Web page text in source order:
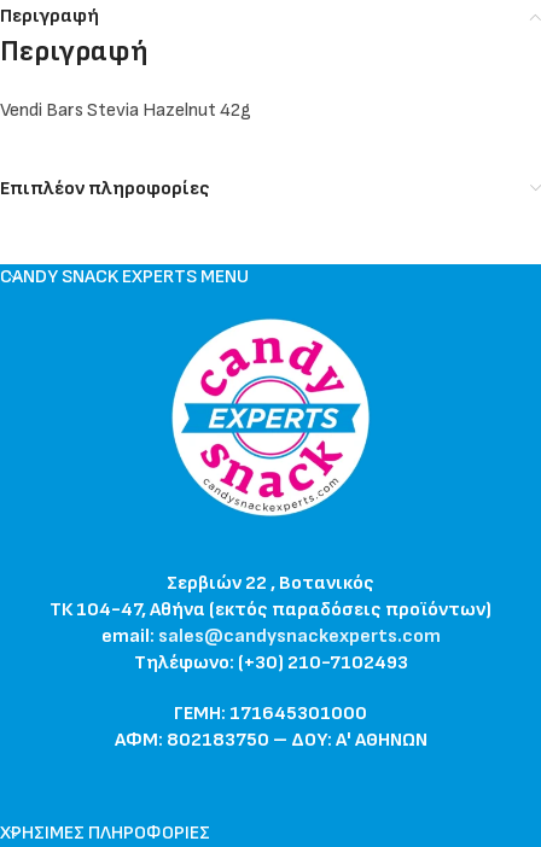
Περιγραφή
Περιγραφή
Vendi Bars Stevia Hazelnut 42g
Επιπλέον πληροφορίες
CANDY SNACK EXPERTS MENU
Σερβιών 22 , Βοτανικός
ΤΚ 104-47, Αθήνα (εκτός παραδόσεις προϊόντων)
email: sales@candysnackexperts.com
Τηλέφωνο: (+30) 210-7102493
ΓΕΜΗ: 171645301000
ΑΦΜ: 802183750 – ΔΟΥ: Α' ΑΘΗΝΩΝ
ΧΡΉΣΙΜΕΣ ΠΛΗΡΟΦΟΡΊΕΣ